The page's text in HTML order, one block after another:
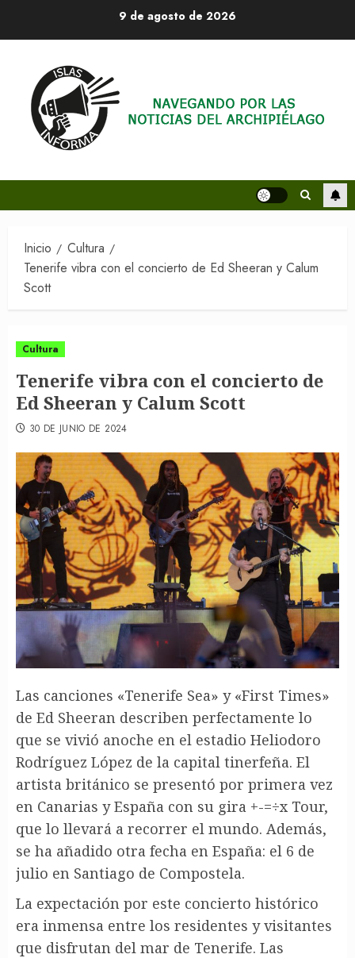
9 de agosto de 2026
Inicio
Cultura
Tenerife vibra con el concierto de Ed Sheeran y Calum
Scott
Cultura
Tenerife vibra con el concierto de
Ed Sheeran y Calum Scott
30 DE JUNIO DE 2024
Las canciones «Tenerife Sea» y «First Times»
de Ed Sheeran describen perfectamente lo
que se vivió anoche en el estadio Heliodoro
Rodríguez López de la capital tinerfeña. El
artista británico se presentó por primera vez
en Canarias y España con su gira +-=÷x Tour,
que lo llevará a recorrer el mundo. Además,
se ha añadido otra fecha en España: el 6 de
julio en Santiago de Compostela.
La expectación por este concierto histórico
era inmensa entre los residentes y visitantes
que disfrutan del mar de Tenerife. Las